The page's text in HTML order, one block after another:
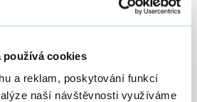
používá cookies
a reklam, poskytování funkcí
naší návštěvnosti využíváme
MF-11